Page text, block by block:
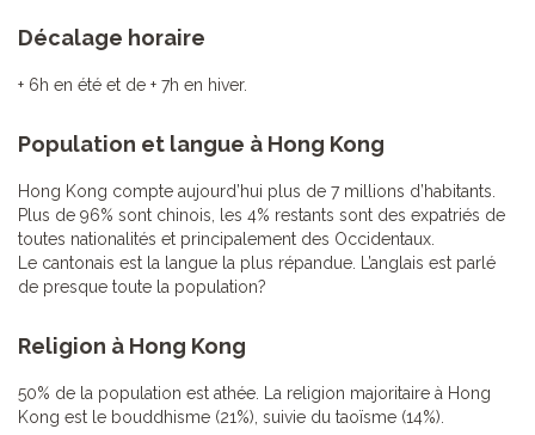
Décalage horaire
+ 6h en été et de + 7h en hiver.
Population et langue à Hong Kong
Hong Kong compte aujourd’hui plus de 7 millions d’habitants.
Plus de 96% sont chinois, les 4% restants sont des expatriés de
toutes nationalités et principalement des Occidentaux.
Le cantonais est la langue la plus répandue. L’anglais est parlé
de presque toute la population?
Religion à Hong Kong
50% de la population est athée. La religion majoritaire à Hong
Kong est le bouddhisme (21%), suivie du taoïsme (14%).